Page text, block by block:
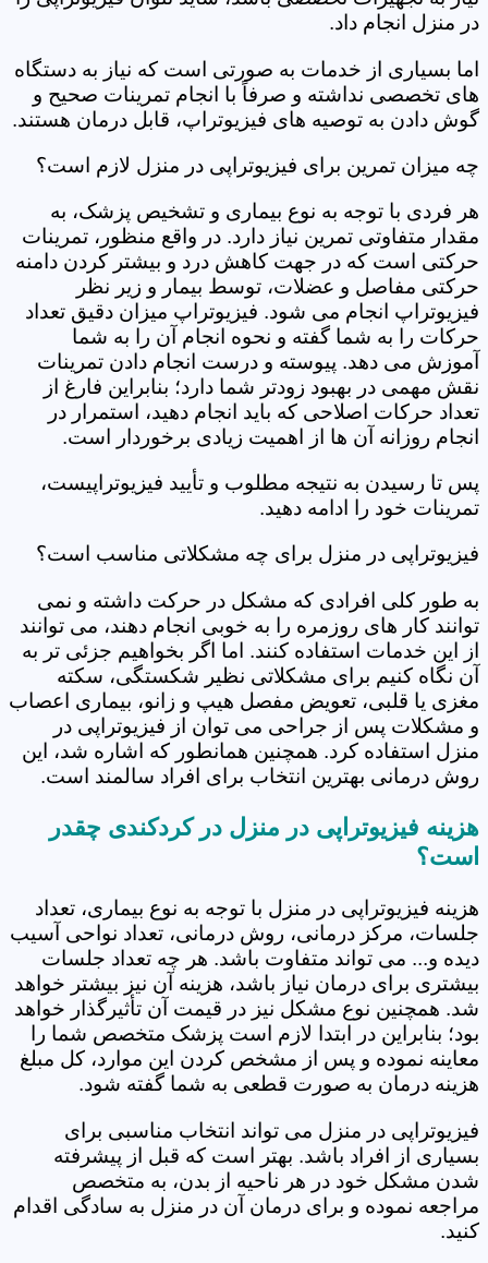
در منزل انجام داد.
اما بسیاری از خدمات به صورتی است که نیاز به دستگاه
های تخصصی نداشته و صرفاً با انجام تمرینات صحیح و
گوش دادن به توصیه های فیزیوتراپ، قابل درمان هستند.
چه میزان تمرین برای فیزیوتراپی در منزل لازم است؟
هر فردی با توجه به نوع بیماری و تشخیص پزشک، به
مقدار متفاوتی تمرین نیاز دارد. در واقع منظور، تمرینات
حرکتی است که در جهت کاهش درد و بیشتر کردن دامنه
حرکتی مفاصل و عضلات، توسط بیمار و زیر نظر
فیزیوتراپ انجام می شود. فیزیوتراپ میزان دقیق تعداد
حرکات را به شما گفته و نحوه انجام آن را به شما
آموزش می دهد. پیوسته و درست انجام دادن تمرینات
نقش مهمی در بهبود زودتر شما دارد؛ بنابراین فارغ از
تعداد حرکات اصلاحی که باید انجام دهید، استمرار در
انجام روزانه آن ها از اهمیت زیادی برخوردار است.
پس تا رسیدن به نتیجه مطلوب و تأیید فیزیوتراپیست،
تمرینات خود را ادامه دهید.
فیزیوتراپی در منزل برای چه مشکلاتی مناسب است؟
به طور کلی افرادی که مشکل در حرکت داشته و نمی
توانند کار های روزمره را به خوبی انجام دهند، می توانند
از این خدمات استفاده کنند. اما اگر بخواهیم جزئی تر به
آن نگاه کنیم برای مشکلاتی نظیر شکستگی، سکته
مغزی یا قلبی، تعویض مفصل هیپ و زانو، بیماری اعصاب
و مشکلات پس از جراحی می توان از فیزیوتراپی در
منزل استفاده کرد. همچنین همانطور که اشاره شد، این
روش درمانی بهترین انتخاب برای افراد سالمند است.
هزینه فیزیوتراپی در منزل در کردکندی چقدر
است؟
هزینه فیزیوتراپی در منزل با توجه به نوع بیماری، تعداد
جلسات، مرکز درمانی، روش درمانی، تعداد نواحی آسیب
دیده و... می تواند متفاوت باشد. هر چه تعداد جلسات
بیشتری برای درمان نیاز باشد، هزینه آن نیز بیشتر خواهد
شد. همچنین نوع مشکل نیز در قیمت آن تأثیرگذار خواهد
بود؛ بنابراین در ابتدا لازم است پزشک متخصص شما را
معاینه نموده و پس از مشخص کردن این موارد، کل مبلغ
هزینه درمان به صورت قطعی به شما گفته شود.
فیزیوتراپی در منزل می تواند انتخاب مناسبی برای
بسیاری از افراد باشد. بهتر است که قبل از پیشرفته
شدن مشکل خود در هر ناحیه از بدن، به متخصص
مراجعه نموده و برای درمان آن در منزل به سادگی اقدام
کنید.